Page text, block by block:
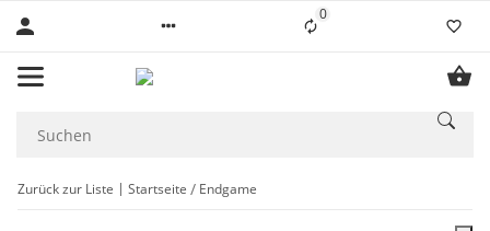
0Liste ist leer
Zurück zur Liste Startseite Endgame